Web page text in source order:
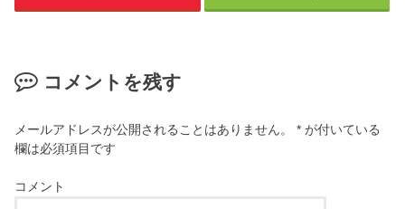
コメントを残す
メールアドレスが公開されることはありません。 * が付いている
欄は必須項目です
コメント